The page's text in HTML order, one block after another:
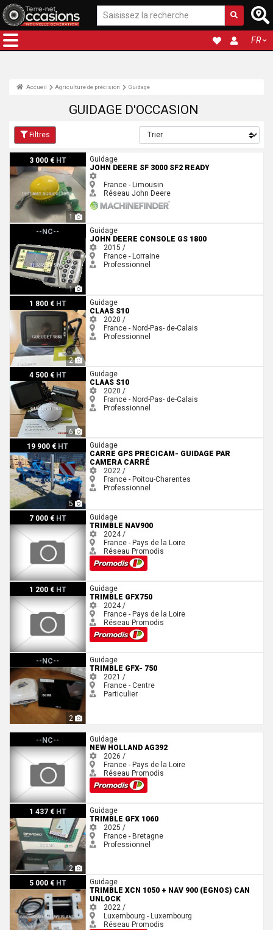
FR
Accueil Agriculture de précision Guidage
GUIDAGE D'OCCASION
Filtres
3 000 € HT
1
John Deere SF 3000 SF2 READY
Guidage
JOHN DEERE SF 3000 SF2 READY
France - Limousin
Réseau John Deere
--NC--
1
John Deere CONSOLE GS 1800
Guidage
JOHN DEERE CONSOLE GS 1800
2015 /
France - Lorraine
Professionnel
1 800 € HT
2
Claas S10
Guidage
CLAAS S10
2020 /
France - Nord-Pas- de-Calais
Professionnel
4 500 € HT
6
Claas S10
Guidage
CLAAS S10
2020 /
France - Nord-Pas- de-Calais
Professionnel
19 900 € HT
5
Carre GPS PRECICAM- GUIDAGE PAR CAMERA CARRÉ
Guidage
CARRE GPS PRECICAM- GUIDAGE PAR
CAMERA CARRÉ
2022 /
France - Poitou-Charentes
Professionnel
7 000 € HT
Trimble NAV900
Guidage
TRIMBLE NAV900
2024 /
France - Pays de la Loire
Réseau Promodis
1 200 € HT
Trimble GFX750
Guidage
TRIMBLE GFX750
2024 /
France - Pays de la Loire
Réseau Promodis
--NC--
2
Trimble GFX- 750
Guidage
TRIMBLE GFX- 750
2021 /
France - Centre
Particulier
--NC--
New Holland AG392
Guidage
NEW HOLLAND AG392
2026 /
France - Pays de la Loire
Réseau Promodis
1 437 € HT
2
Trimble GFX 1060
Guidage
TRIMBLE GFX 1060
2025 /
France - Bretagne
Professionnel
5 000 € HT
Trimble Xcn 1050 + Nav 900 (Egnos) CAN UNLOCK
Guidage
TRIMBLE XCN 1050 + NAV 900 (EGNOS) CAN
UNLOCK
2022 /
Luxembourg - Luxembourg
Réseau Promodis